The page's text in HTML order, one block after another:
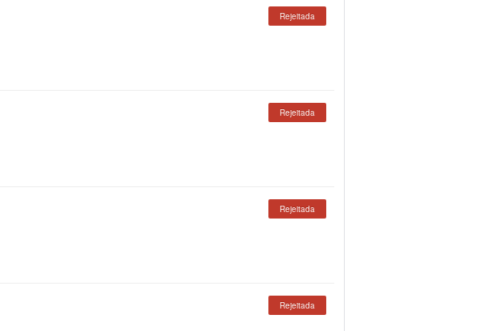
Rejeitada
Rejeitada
Rejeitada
Rejeitada